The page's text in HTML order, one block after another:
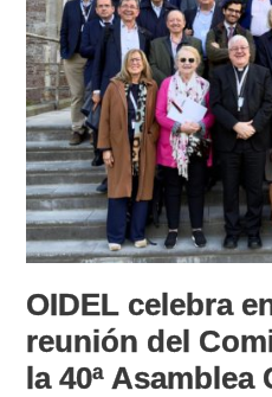
OIDEL celebra
reunión del
la 40ª Asamblea